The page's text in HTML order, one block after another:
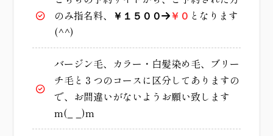
のみ指名料、
￥１５００→￥０ となります
(^^)
バージン毛、カラー・白髪染め毛、ブリー
チ毛と３つのコースに区分してありますの
で、お間違いがないようお願い致します
m(_ _)m